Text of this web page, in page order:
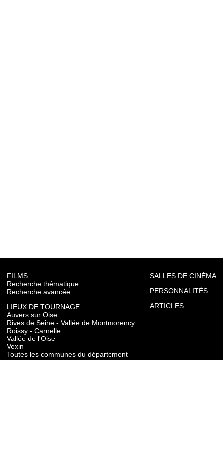
FILMS
Recherche thématique
Recherche avancée
LIEUX DE TOURNAGE
Auvers sur Oise
Rives de Seine - Vallée de Montmorency
Roissy - Carnelle
Vallée de l'Oise
Vexin
Toutes les communes du département
SALLES DE CINÉMA
PERSONNALITÉS
ARTICLES